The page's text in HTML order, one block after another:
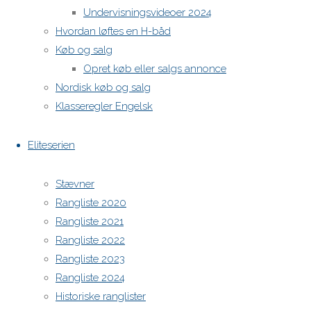
Undervisningsvideoer 2024
Hvordan løftes en H-båd
Køb og salg
Opret køb eller salgs annonce
Nordisk køb og salg
Klasseregler Engelsk
Eliteserien
Stævner
Rangliste 2020
Rangliste 2021
Rangliste 2022
Rangliste 2023
Rangliste 2024
Historiske ranglister
H-båds kalenderen i Europa
Powered by